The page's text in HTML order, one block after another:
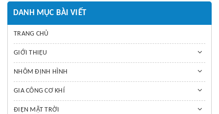
DANH MỤC BÀI VIẾT
TRANG CHỦ
GIỚI THIỆU
NHÔM ĐỊNH HÌNH
GIA CÔNG CƠ KHÍ
ĐIỆN MẶT TRỜI